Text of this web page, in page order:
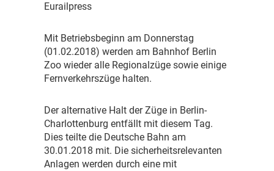
Eurailpress
Mit Betriebsbeginn am Donnerstag
(01.02.2018) werden am Bahnhof Berlin
Zoo wieder alle Regionalzüge sowie einige
Fernverkehrszüge halten.
Der alternative Halt der Züge in Berlin-
Charlottenburg entfällt mit diesem Tag.
Dies teilte die Deutsche Bahn am
30.01.2018 mit. Die sicherheitsrelevanten
Anlagen werden durch eine mit